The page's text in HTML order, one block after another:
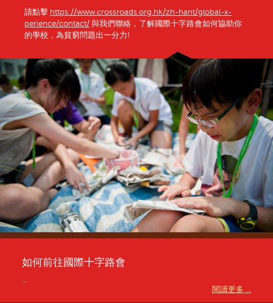
請點擊 https://www.crossroads.org.hk/zh-hant/global-x-
perience/contact/ 與我們聯絡，了解國際十字路會如何協助你
的學校，為貧窮問題出一分力!
如何前往國際十字路會
...
閱讀更多 ...